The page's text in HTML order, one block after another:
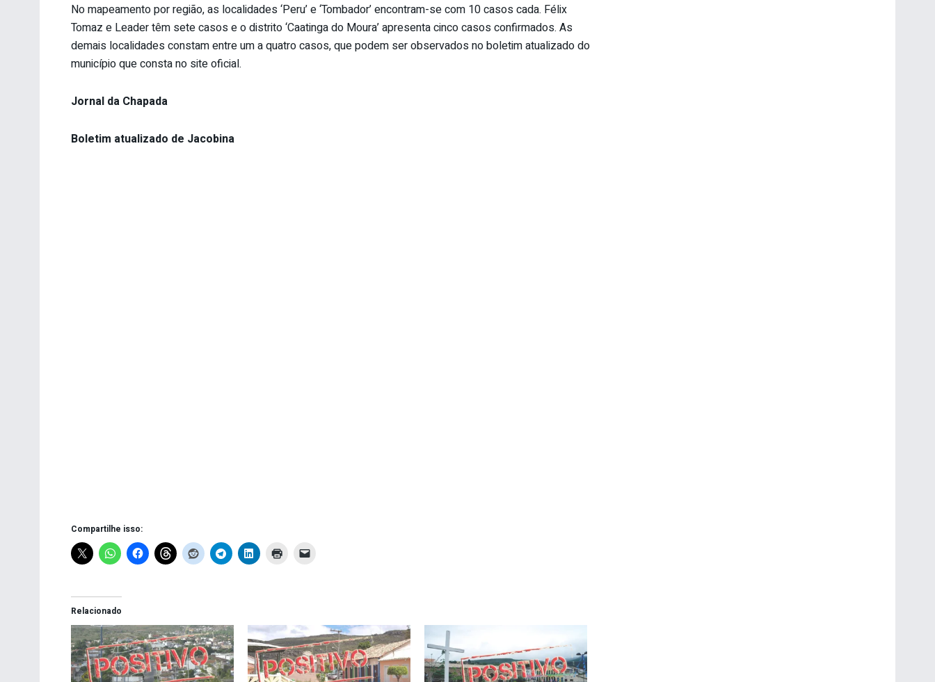
No mapeamento por região, as localidades ‘Peru’ e ‘Tombador’ encontram-se com 10 casos cada. Félix
Tomaz e Leader têm sete casos e o distrito ‘Caatinga do Moura’ apresenta cinco casos confirmados. As
demais localidades constam entre um a quatro casos, que podem ser observados no boletim atualizado do
município que consta no site oficial.
Jornal da Chapada
Boletim atualizado de Jacobina
Compartilhe isso:
Relacionado